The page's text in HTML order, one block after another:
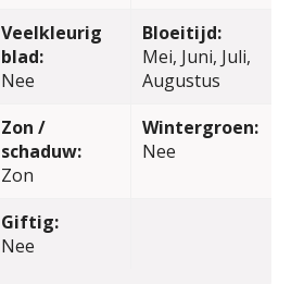
Veelkleurig
blad:
Nee
Bloeitijd:
Mei, Juni, Juli,
Augustus
Zon /
schaduw:
Zon
Wintergroen:
Nee
Giftig:
Nee